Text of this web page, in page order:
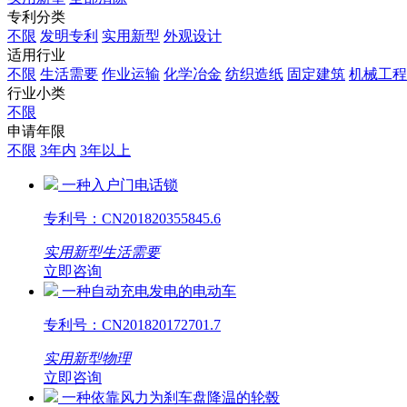
专利分类
不限 发明专利 实用新型 外观设计
适用行业
不限 生活需要 作业运输 化学冶金 纺织造纸 固定建筑 机械工程
行业小类
不限
申请年限
不限 3年内 3年以上
一种入户门电话锁
专利号： CN201820355845.6
实用新型生活需要
立即咨询
一种自动充电发电的电动车
专利号： CN201820172701.7
实用新型物理
立即咨询
一种依靠风力为刹车盘降温的轮毂